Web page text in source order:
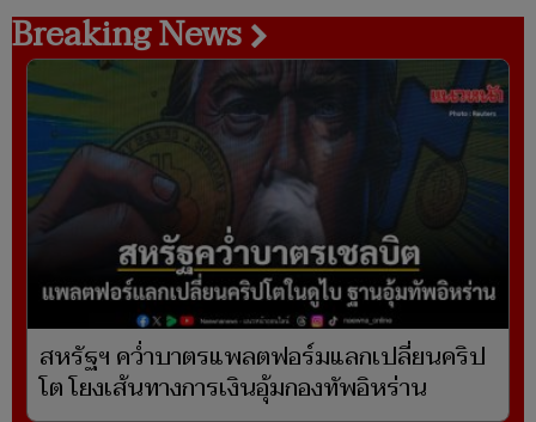
Breaking News
สหรัฐฯ คว่ำบาตรแพลตฟอร์มแลกเปลี่ยนคริป
โต โยงเส้นทางการเงินอุ้มกองทัพอิหร่าน